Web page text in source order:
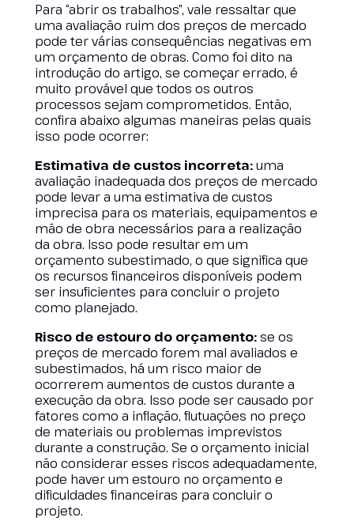
Para “abrir os trabalhos”, vale ressaltar que
uma avaliação ruim dos preços de mercado
pode ter várias consequências negativas em
um orçamento de obras. Como foi dito na
introdução do artigo, se começar errado, é
muito provável que todos os outros
processos sejam comprometidos. Então,
confira abaixo algumas maneiras pelas quais
isso pode ocorrer:
Estimativa de custos incorreta:uma
avaliação inadequada dos preços de mercado
pode levar a uma estimativa de custos
imprecisa para os materiais, equipamentos e
mão de obra necessários para a realização
da obra. Isso pode resultar em um
orçamento subestimado, o que significa que
os recursos financeiros disponíveis podem
ser insuficientes para concluir o projeto
como planejado.
Risco de estouro do orçamento:se os
preços de mercado forem mal avaliados e
subestimados, há um risco maior de
ocorrerem aumentos de custos durante a
execução da obra. Isso pode ser causado por
fatores como a inflação, flutuações no preço
de materiais ou problemas imprevistos
durante a construção. Se o orçamento inicial
não considerar esses riscos adequadamente,
pode haver um estouro no orçamento e
dificuldades financeiras para concluir o
projeto.